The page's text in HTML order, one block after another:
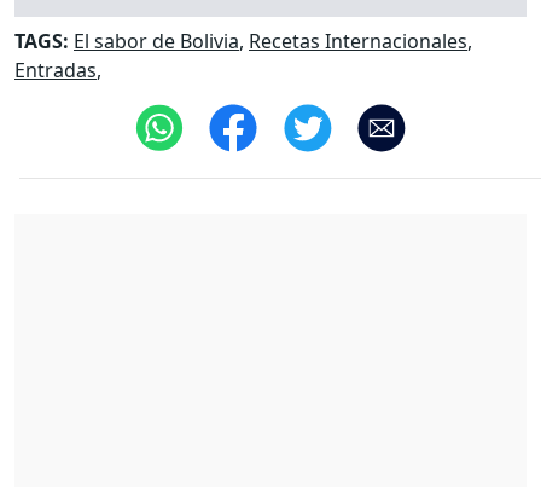
TAGS: El sabor de Bolivia, Recetas Internacionales,
Entradas,